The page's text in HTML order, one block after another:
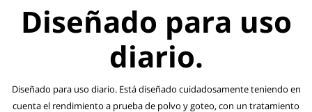
Diseñado para uso
diario.
Diseñado para uso diario. Está diseñado cuidadosamente teniendo en
cuenta el rendimiento a prueba de polvo y goteo, con un tratamiento